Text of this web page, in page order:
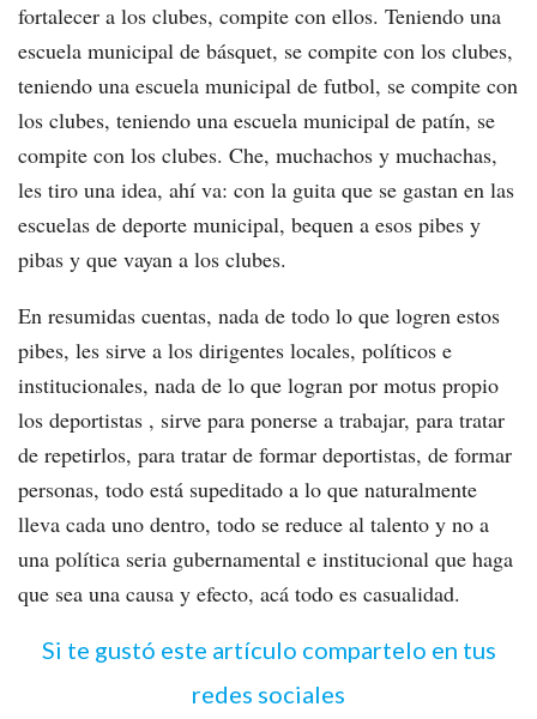
fortalecer a los clubes, compite con ellos. Teniendo una
escuela municipal de básquet, se compite con los clubes,
teniendo una escuela municipal de futbol, se compite con
los clubes, teniendo una escuela municipal de patín, se
compite con los clubes. Che, muchachos y muchachas,
les tiro una idea, ahí va: con la guita que se gastan en las
escuelas de deporte municipal, bequen a esos pibes y
pibas y que vayan a los clubes.
En resumidas cuentas, nada de todo lo que logren estos
pibes, les sirve a los dirigentes locales, políticos e
institucionales, nada de lo que logran por motus propio
los deportistas , sirve para ponerse a trabajar, para tratar
de repetirlos, para tratar de formar deportistas, de formar
personas, todo está supeditado a lo que naturalmente
lleva cada uno dentro, todo se reduce al talento y no a
una política seria gubernamental e institucional que haga
que sea una causa y efecto, acá todo es casualidad.
Si te gustó este artículo compartelo en tus
redes sociales